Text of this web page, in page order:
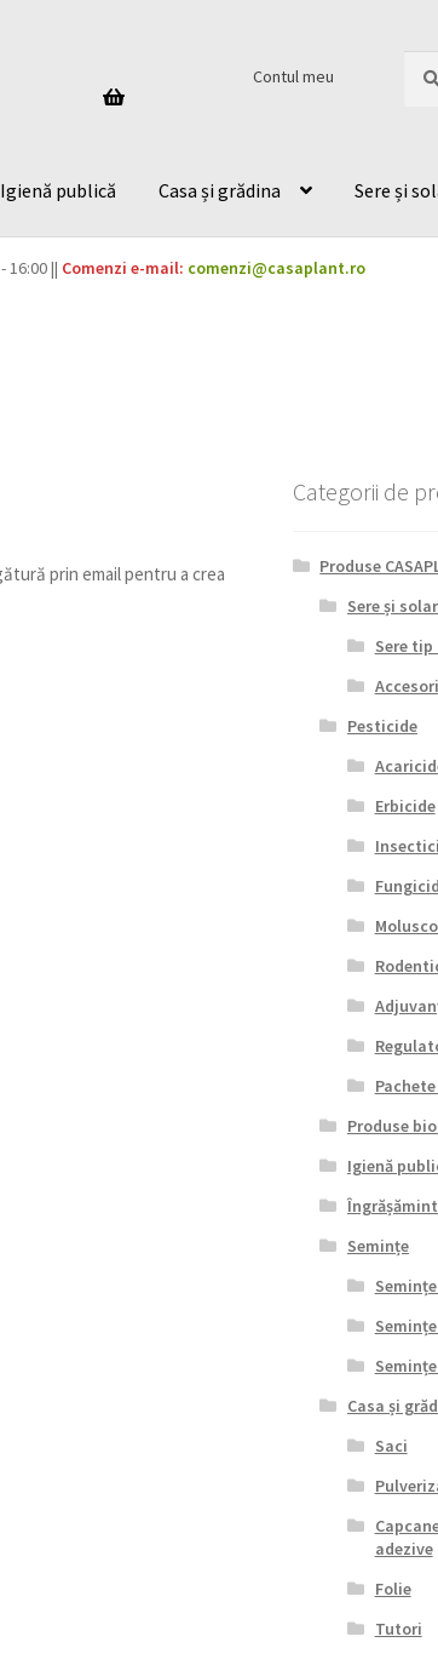
Contul meu
Igienă publică Casa și grădina Sere și
16:00 || Comenzi e-mail: comenzi@casaplant.ro
prin email pentru a crea
Categorii de
Produse
Sere și
Sere
Pesticide
Erbicide
Produse
Igienă
Semințe
Casa și
Saci
adezive
Folie
Tutori